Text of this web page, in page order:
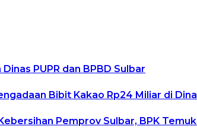
PUPR dan BPBD Sulbar
Bibit Kakao Rp24 Miliar di
Pemprov Sulbar, BPK